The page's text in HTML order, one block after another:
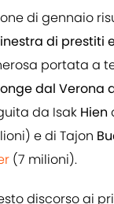
di gennaio
di prestiti
portata a
dal Verona
da Isak Hien
e di Tajon
(7 milioni).
discorso ai